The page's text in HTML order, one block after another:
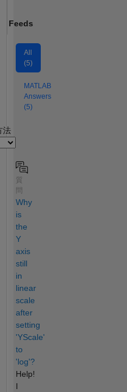
Feeds
All
(5)
MATLAB
Answers
(5)
法
質
Why
is
the
Y
axis
still
in
linear
scale
after
setting
'YScale'
to
'log'?
Help!
I